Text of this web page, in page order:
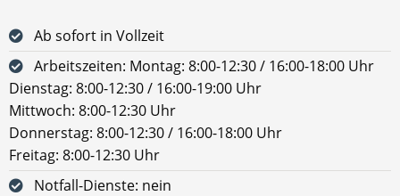
Ab sofort in Vollzeit
Arbeitszeiten: Montag: 8:00-12:30 / 16:00-18:00 Uhr
Dienstag: 8:00-12:30 / 16:00-19:00 Uhr
Mittwoch: 8:00-12:30 Uhr
Donnerstag: 8:00-12:30 / 16:00-18:00 Uhr
Freitag: 8:00-12:30 Uhr
Notfall-Dienste: nein